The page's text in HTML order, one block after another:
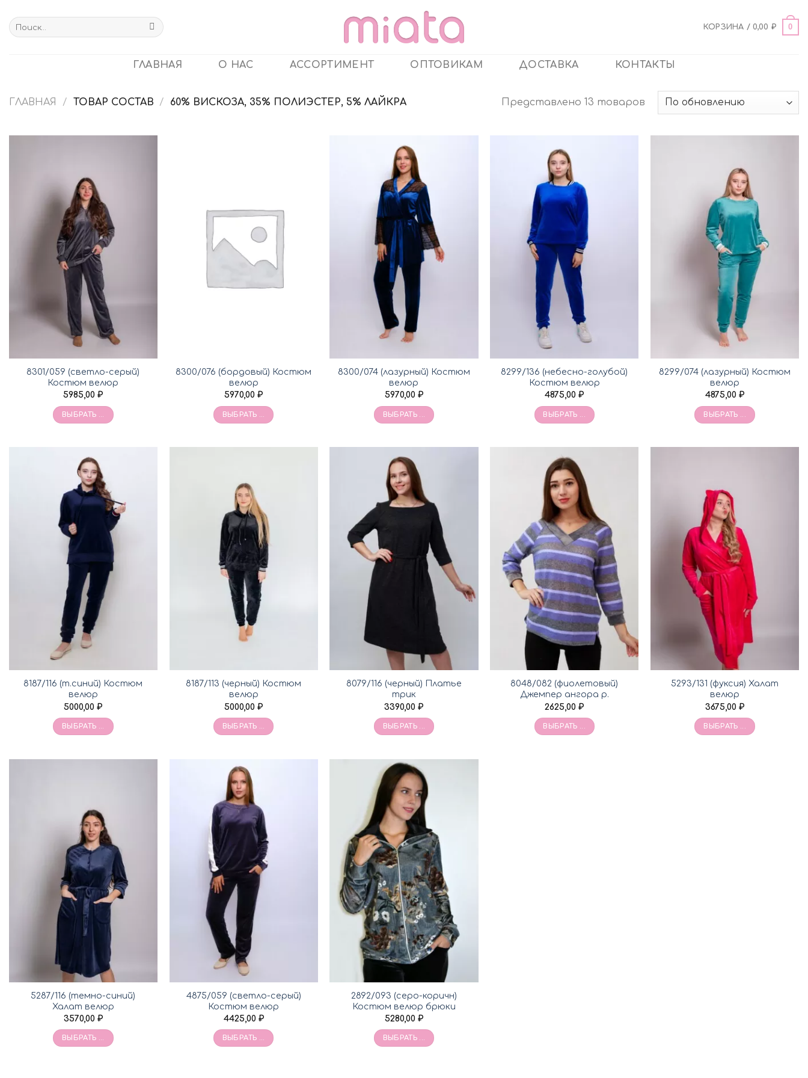
content
Искать:
КОРЗИНА /0,00 ₽ 0
ГЛАВНАЯ О НАС АССОРТИМЕНТ ОПТОВИКАМ ДОСТАВКА КОНТАКТЫ
ГЛАВНАЯ / ТОВАР СОСТАВ / 60% ВИСКОЗА, 35% ПОЛИЭСТЕР, 5% ЛАЙКРА Представлено 13 товаров
8301/059 (светло-серый)
Костюм велюр
5985,00₽
ВЫБРАТЬ ...
8300/076 (бордовый) Костюм
велюр
5970,00₽
ВЫБРАТЬ ...
8300/074 (лазурный) Костюм
велюр
5970,00 ₽
ВЫБРАТЬ ...
8299/136 (небесно-голубой)
Костюм велюр
4875,00₽
ВЫБРАТЬ ...
8299/074 (лазурный) Костюм
велюр
4875,00₽
ВЫБРАТЬ ...
8187/116 (т.синий) Костюм
велюр
5000,00₽
ВЫБРАТЬ ...
8187/113 (черный) Костюм
велюр
5000,00₽
ВЫБРАТЬ ...
8079/116 (черный) Платье
трик
3390,00₽
ВЫБРАТЬ ...
8048/082 (фиолетовый)
Джемпер ангора р.
2625,00₽
ВЫБРАТЬ ...
5293/131 (фуксия) Халат
велюр
3675,00₽
ВЫБРАТЬ ...
5287/116 (темно-синий)
Халат велюр
3570,00 ₽
ВЫБРАТЬ ...
4875/059 (светло-серый)
Костюм велюр
4425,00 ₽
ВЫБРАТЬ ...
2892/093 (серо-коричн)
Костюм велюр брюки
5280,00 ₽
ВЫБРАТЬ ...